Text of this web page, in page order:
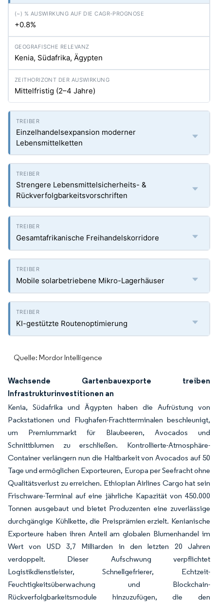
+0.8%
Kenia, Südafrika, Ägypten
Mittelfristig (2–4 Jahre)
Einzelhandelsexpansion moderner
Lebensmittelketten
Strengere Lebensmittelsicherheits- &
Rückverfolgbarkeitsvorschriften
Gesamtafrikanische Freihandelskorridore
Mobile solarbetriebene Mikro-Lagerhäuser
KI-gestützte Routenoptimierung
Quelle: Mordor Intelligence
Wachsende Gartenbauexporte treiben
Infrastrukturinvestitionen an
Kenia, Südafrika und Ägypten haben die Aufrüstung von
Packstationen und Flughafen-Frachtterminalen beschleunigt,
um Premiummarkt für Blaubeeren, Avocados und
Schnittblumen zu erschließen. Kontrollierte-Atmosphäre-
Container verlängern nun die Haltbarkeit von Avocados auf 50
Tage und ermöglichen Exporteuren, Europa per Seefracht ohne
Qualitätsverlust zu erreichen. Ethiopian Airlines Cargo hat sein
Frischware-Terminal auf eine jährliche Kapazität von 450.000
Tonnen ausgebaut und bietet Produzenten eine zuverlässige
durchgängige Kühlkette, die Preisprämien erzielt. Kenianische
Exporteure haben ihren Anteil am globalen Blumenhandel im
Wert von USD 3,7 Milliarden in den letzten 20 Jahren
verdoppelt. Dieser Aufschwung verpflichtet
Logistikdienstleister, Schnellgefrierer, Echtzeit-
Feuchtigkeitsüberwachung und Blockchain-
Rückverfolgbarkeitsmodule hinzuzufügen, die den